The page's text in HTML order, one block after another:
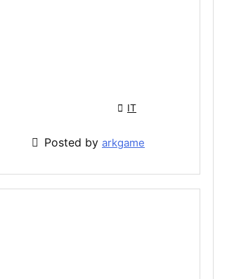
 IT
 Posted by arkgame